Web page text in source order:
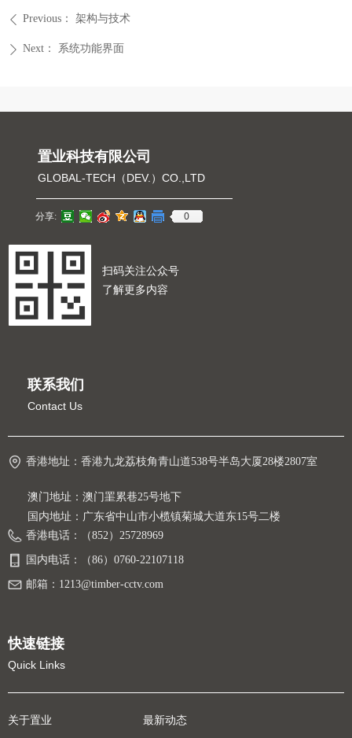
ꄴ Previous： 架构与技术
ꄲ Next： 系统功能界面
香港地址： 香港九龙荔枝角青山道538号半岛大厦28楼2807室
联系我们
Contact Us
澳门地址：澳门罣累巷25号地下
国内地址：广东省中山市小榄镇菊城大道东15号二楼
香港电话：
（852）25728969
国内电话： （86）0760-22107118
邮箱： 1213@timber-cctv.com
快速链接
Quick Links
关于置业 最新动态
扫码关注公众号
了解更多内容
分享: 0
置业科技有限公司
GLOBAL-TECH（DEV.）CO.,LTD